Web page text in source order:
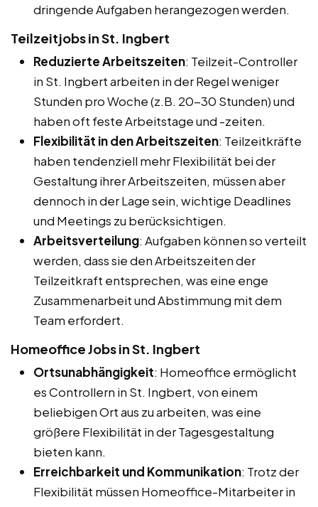
dringende Aufgaben herangezogen werden.
Teilzeitjobs in St. Ingbert
Reduzierte Arbeitszeiten: Teilzeit-Controller
in St. Ingbert arbeiten in der Regel weniger
Stunden pro Woche (z.B. 20-30 Stunden) und
haben oft feste Arbeitstage und -zeiten.
Flexibilität in den Arbeitszeiten: Teilzeitkräfte
haben tendenziell mehr Flexibilität bei der
Gestaltung ihrer Arbeitszeiten, müssen aber
dennoch in der Lage sein, wichtige Deadlines
und Meetings zu berücksichtigen.
Arbeitsverteilung: Aufgaben können so verteilt
werden, dass sie den Arbeitszeiten der
Teilzeitkraft entsprechen, was eine enge
Zusammenarbeit und Abstimmung mit dem
Team erfordert.
Homeoffice Jobs in St. Ingbert
Ortsunabhängigkeit: Homeoffice ermöglicht
es Controllern in St. Ingbert, von einem
beliebigen Ort aus zu arbeiten, was eine
größere Flexibilität in der Tagesgestaltung
bieten kann.
Erreichbarkeit und Kommunikation: Trotz der
Flexibilität müssen Homeoffice-Mitarbeiter in